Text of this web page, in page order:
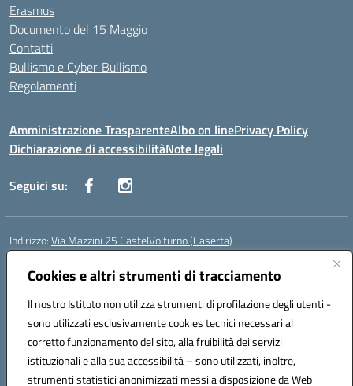
Cookies e altri strumenti di tracciamento
Il nostro Istituto non utilizza strumenti di profilazione degli utenti -
sono utilizzati esclusivamente cookies tecnici necessari al
corretto funzionamento del sito, alla fruibilità dei servizi
istituzionali e alla sua accessibilità – sono utilizzati, inoltre,
strumenti statistici anonimizzati messi a disposizione da Web
Erasmus
Documento del 15 Maggio
Contatti
Bullismo e Cyber-Bullismo
Regolamenti
Amministrazione TrasparenteAlbo on linePrivacy Policy
Dichiarazione di accessibilitàNote legali
Seguici su:
Indirizzo:Via Mazzini 25 CastelVolturno (Caserta)
Centralino:
Posta elettronica certificata (PEC):ceis014005@pec.istruzione.it
Codice fiscale: 93063510619
Codice meccanografico:CEIS014005
Codice Indice delle Pubbliche Amministrazioni (IPA): istsc_ceis014005
Codice unico di fatturazione (CUF): UOU8EW